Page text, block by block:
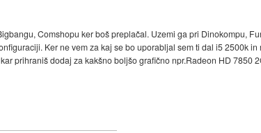
Comshopu ker boš preplačal. Uzemi ga pri Dinokompu,
Ker ne vem za kaj se bo uporabljal sem ti dal i5 2500k
prihraniš dodaj za kakšno boljšo grafično npr.Radeon HD 7850